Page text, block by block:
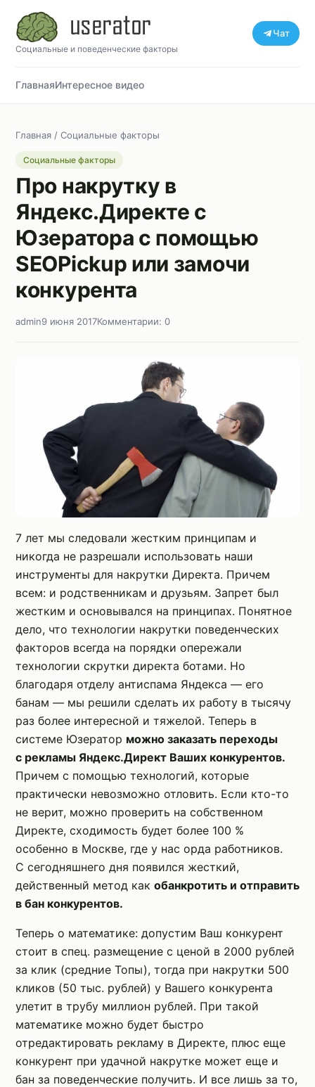
Социальные и поведенческие факторы
Чат
ГлавнаяИнтересное видео
Главная / Социальные факторы
Социальные факторы
Про накрутку в
Яндекс.Директе с
Юзератора с помощью
SEOPickup или замочи
конкурента
admin9 июня 2017Комментарии: 0
7 лет мы следовали жестким принципам и
никогда не разрешали использовать наши
инструменты для накрутки Директа. Причем
всем: и родственникам и друзьям. Запрет был
жестким и основывался на принципах. Понятное
дело, что технологии накрутки поведенческих
факторов всегда на порядки опережали
технологии скрутки директа ботами. Но
благодаря отделу антиспама Яндекса — его
банам — мы решили сделать их работу в тысячу
раз более интересной и тяжелой. Теперь в
системе Юзератор можно заказать переходы
с рекламы Яндекс.Директ Ваших конкурентов.
Причем с помощью технологий, которые
практически невозможно отловить. Если кто-то
не верит, можно проверить на собственном
Директе, сходимость будет более 100 %
особенно в Москве, где у нас орда работников.
С сегодняшнего дня появился жесткий,
действенный метод как обанкротить и отправить
в бан конкурентов.
Теперь о математике: допустим Ваш конкурент
стоит в спец. размещение с ценой в 2000 рублей
за клик (средние Топы), тогда при накрутки 500
кликов (50 тыс. рублей) у Вашего конкурента
улетит в трубу миллион рублей. При такой
математике можно будет быстро
отредактировать рекламу в Директе, плюс еще
конкурент при удачной накрутке может еще и
бан за поведенческие получить. И все лишь за то,